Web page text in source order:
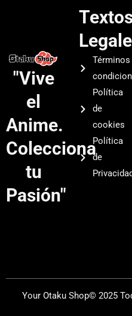
"Vive
el
Anime.
Colecciona
tu
Pasión"
Términos
Política
de
cookies
Política
de
Your Otaku Shop© 2025